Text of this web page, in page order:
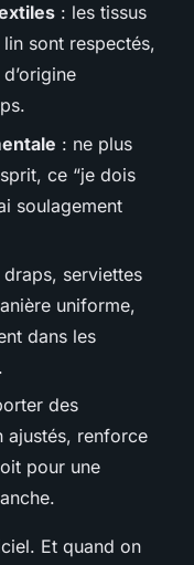
: les tissus
sont respectés,
: ne plus
ce “je dois
soulagement
draps, serviettes
uniforme,
dans les
des
ajustés, renforce
pour une
Et quand on